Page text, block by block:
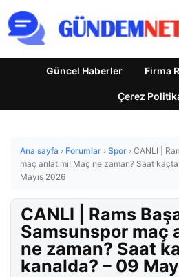
Güncel Haberler Firma
Çerez
Ana sayfa › Forumlar › Spor › CANLI |
maç anlatımı! Maç ne zaman? Saat
Mayıs 2026
CANLI | Rams
Samsunspor maç
ne zaman? Saat
kanalda? – 09